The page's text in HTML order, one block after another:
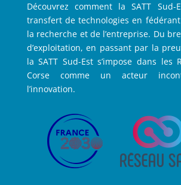
Découvrez comment la SATT Sud-
transfert de technologies en
la recherche et de l’entreprise. Du
d’exploitation, en passant par la
la SATT Sud-Est s’impose dans les
Corse comme un acteur
l’innovation.